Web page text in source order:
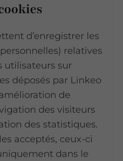
d’enregistrer les
relatives
utilisateurs sur
déposés par Linkeo
de
des visiteurs
des statistiques.
acceptés, ceux-ci
dans le